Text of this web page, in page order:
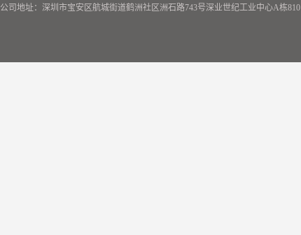
公司地址：深圳市宝安区航城街道鹤洲社区洲石路743号深业世纪工业中心A栋810